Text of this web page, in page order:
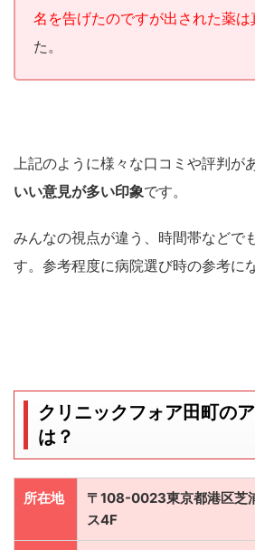
名を告げたのですが出された薬は
た。
上記のように様々な口コミや評判が
いい意見が多い印象です。
みんなの視点が違う、時間帯などで
す。参考程度に病院選び時の参考に
クリニックフォア田町の
は？
所在地
〒108-0023東京都港区芝
ス4F